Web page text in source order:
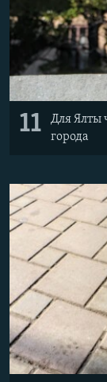
11
Для Ялты
города